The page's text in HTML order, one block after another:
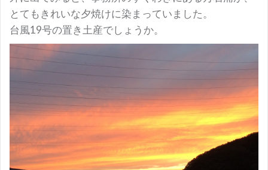
とてもきれいな夕焼けに染まっていました。
台風19号の置き土産でしょうか。